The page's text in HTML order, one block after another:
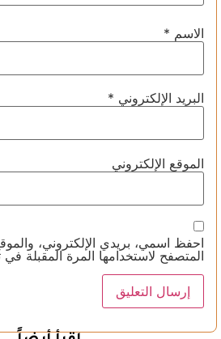
الاسم *
البريد الإلكتروني *
الموقع الإلكتروني
احفظ اسمي، بريدي الإلكتروني،
المتصفح لاستخدامها المرة المقبلة في